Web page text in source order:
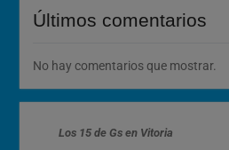
Últimos comentarios
No hay comentarios que mostrar.
Los 15 de Gs en Vitoria